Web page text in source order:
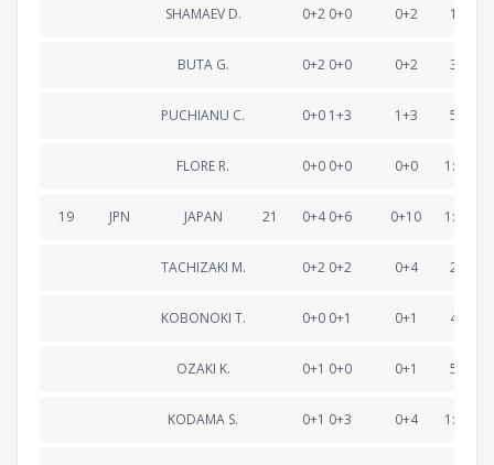
SHAMAEV D. 0+2 0+0 0+2 19:52.3
BUTA G. 0+2 0+0 0+2 39:37.4
PUCHIANU C. 0+0 1+3 1+3 59:41.2
FLORE R. 0+0 0+0 0+0
19 JPN JAPAN 21 0+4 0+6 0+10
TACHIZAKI M. 0+2 0+2 0+4 20:29.4
KOBONOKI T. 0+0 0+1 0+1 40:11.4
OZAKI K. 0+1 0+0 0+1 59:44.0
KODAMA S. 0+1 0+3 0+4